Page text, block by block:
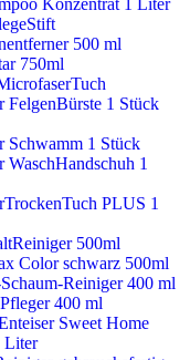
500 ml
750ml
FelgenBürste 1 Stück
Schwamm 1 Stück
WaschHandschuh 1
PLUS 1
500ml
Color schwarz 500ml
Reiniger 400 ml
400 ml
Sweet Home
Liter